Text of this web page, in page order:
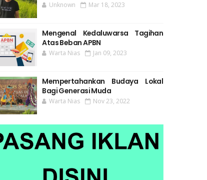
Unknown Mar 18, 2023
Mengenal Kedaluwarsa Tagihan
Atas Beban APBN
Warta Nias Jan 09, 2023
Mempertahankan Budaya Lokal
Bagi Generasi Muda
Warta Nias Nov 23, 2022